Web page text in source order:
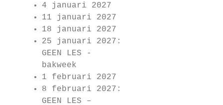
4 januari 2027
11 januari 2027
18 januari 2027
25 januari 2027:
GEEN LES -
bakweek
1 februari 2027
8 februari 2027:
GEEN LES –